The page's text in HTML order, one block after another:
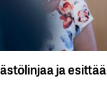
ja esittää